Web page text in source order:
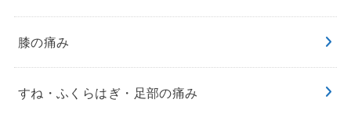
膝の痛み
すね・ふくらはぎ・足部の痛み